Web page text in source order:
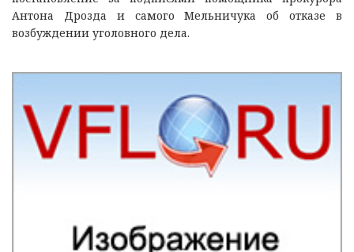
Антона Дрозда и самого Мельничука об отказе в
возбуждении уголовного дела.